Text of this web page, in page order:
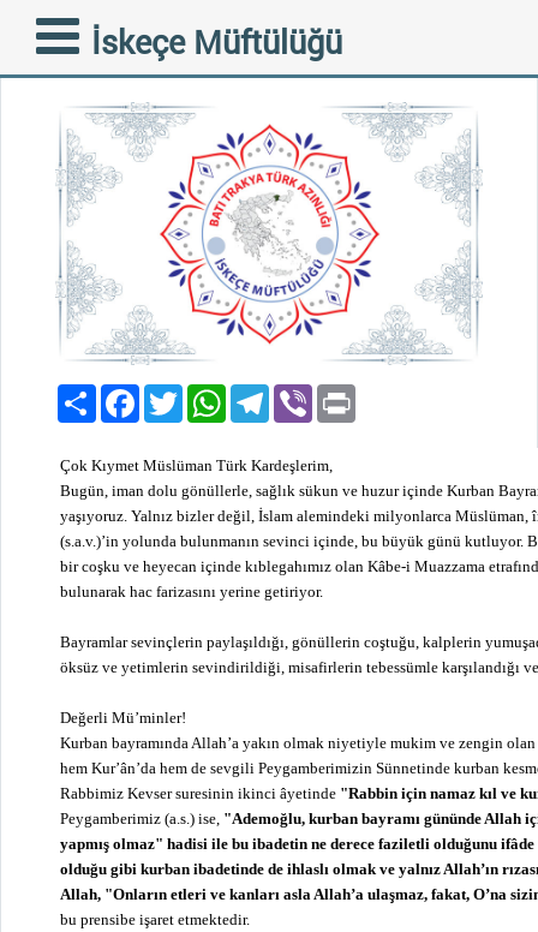
İskeçe Müftülüğü
Kurban Bayramı Mesajı
PaylaşFacebook
TwitterWhatsAppTelegram
Viber
Çok Kıymet Müslüman Türk Kardeşlerim,
Bugün, iman dolu gönüllerle, sağlık sükun ve huzur içinde Kurban
yaşıyoruz. Yalnız bizler değil, İslam alemindeki milyonlarca Müslüman,
(s.a.v.)’in yolunda bulunmanın sevinci içinde, bu büyük günü kutluyor.
bir coşku ve heyecan içinde kıblegahımız olan Kâbe-i Muazzama
bulunarak hac farizasını yerine getiriyor.
Bayramlar sevinçlerin paylaşıldığı, gönüllerin coştuğu, kalplerin
öksüz ve yetimlerin sevindirildiği, misafirlerin tebessümle karşılandığı
Değerli Mü’minler!
Kurban bayramında Allah’a yakın olmak niyetiyle mukim ve zengin
hem Kur’ân’da hem de sevgili Peygamberimizin Sünnetinde kurban
Rabbimiz Kevser suresinin ikinci âyetinde "Rabbin için namaz kıl ve
Peygamberimiz (a.s.) ise, "Ademoğlu, kurban bayramı gününde Allah
yapmış olmaz" hadisi ile bu ibadetin ne derece faziletli olduğunu
olduğu gibi kurban ibadetinde de ihlaslı olmak ve yalnız Allah’ın
Allah, "Onların etleri ve kanları asla Allah’a ulaşmaz, fakat, O’na
bu prensibe işaret etmektedir.